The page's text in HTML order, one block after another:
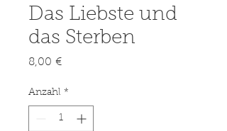
Das Liebste und
das Sterben
8,00 €Preis
Anzahl *